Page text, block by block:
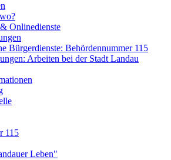
Onlinedienste
Bürgerdienste: Behördennummer 115
Arbeiten bei der Stadt Landau
115
Leben"